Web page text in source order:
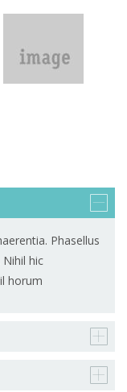
Phasellus
hic
horum